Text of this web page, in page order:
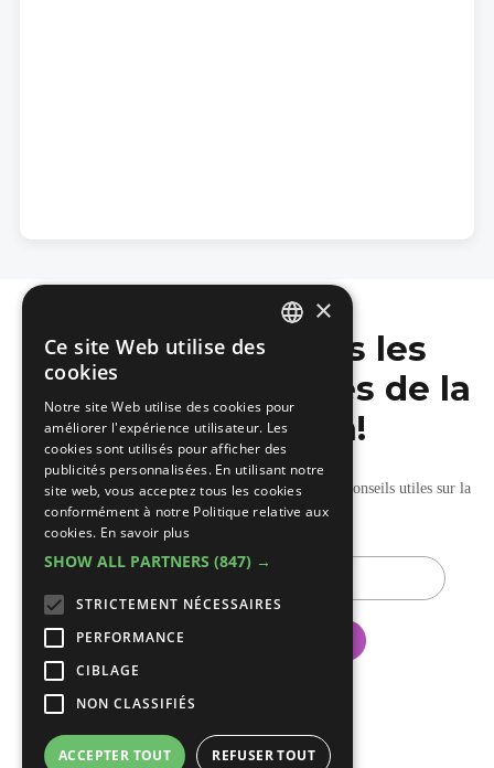
Ne manquez pas les
dernières nouvelles de la
construction!
Recevez nos mises à jour hebdomadaires pleines de conseils utiles sur la
construction et la rénovation.
E-
×
Ce site Web utilise des
cookies
Notre site Web utilise des cookies pour
améliorer l'expérience utilisateur. Les
cookies sont utilisés pour afficher des
publicités personnalisées. En utilisant notre
site web, vous acceptez tous les cookies
conformément à notre Politique relative aux
cookies. En savoir plus
SHOW ALL PARTNERS (847) →
STRICTEMENT NÉCESSAIRES
PERFORMANCE
CIBLAGE
NON CLASSIFIÉS
ACCEPTER TOUT REFUSER TOUT